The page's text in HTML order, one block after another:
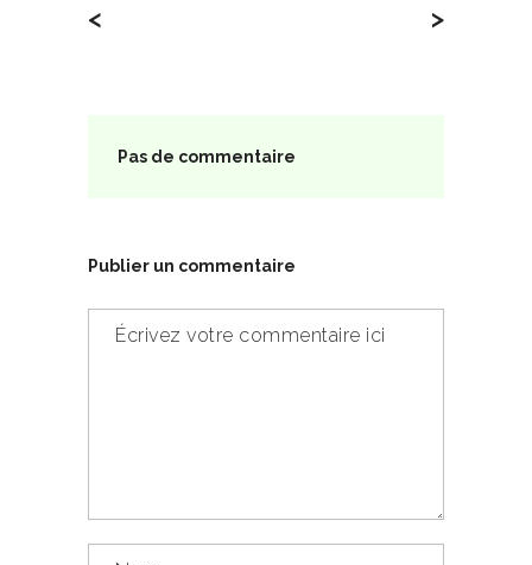
< >
Pas de commentaire
Publier un commentaire